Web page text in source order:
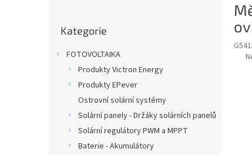
kategorie
Kategorie
FOTOVOLTAIKA
Produkty Victron Energy
Produkty EPever
Ostrovní solární systémy
Solární panely - Držáky solárních panelů
Solární regulátory PWM a MPPT
Baterie - Akumulátory